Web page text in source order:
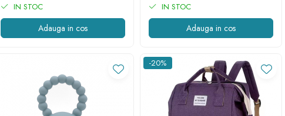
IN STOC
Adauga in cos
IN STOC
Adauga in cos
-20%